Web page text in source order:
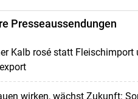
Presseaussendungen
Kalb rosé statt Fleischimport
wirken, wächst Zukunft: